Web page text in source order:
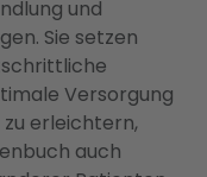
und
Sie setzen
Versorgung
zu erleichtern,
auch